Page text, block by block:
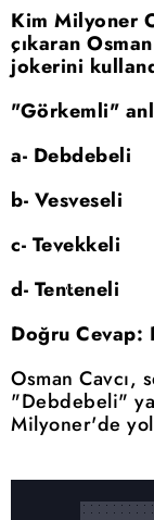
Kim Milyoner
çıkaran
jokerini
"Görkemli"
a- Debdebeli
b- Vesveseli
c- Tevekkeli
d- Tenteneli
Doğru Cevap:
Osman Cavcı,
"Debdebeli"
Milyoner'de